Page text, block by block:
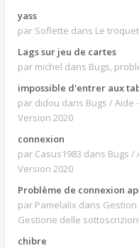
yass
par Soflette dans Le troquet
Lags sur jeu de cartes
par michel dans Bugs,
impossible d'entrer
par didou dans Bugs / Aide
Version 2020
connexion
par Casus1983 dans Bugs /
Version 2020
Problème de connexion
par Pamelalix dans
Gestione delle
chibre